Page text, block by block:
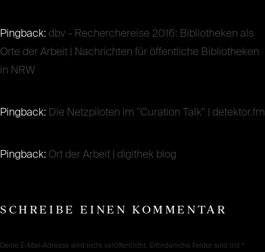
Pingback: dbv – Recherchereise 2016: Bibliotheken als
Orte der Arbeit | Nachrichten für öffentliche Bibliotheken
in NRW
Pingback: Die Netzpiloten im "Curation Talk" | detektor.fm
Pingback: Ort der Arbeit | digithek blog
SCHREIBE EINEN KOMMENTAR
Deine E-Mail-Adresse wird nicht veröffentlicht. Erforderliche Felder sind mit *